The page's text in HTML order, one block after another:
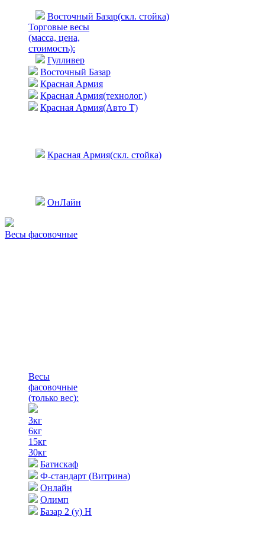
Восточный Базар(скл. стойка)
Торговые весы
(масса, цена,
стоимость):
Гулливер
Восточный Базар
Красная Армия
Красная Армия(технолог.)
Красная Армия(Авто Т)
Красная Армия(скл. стойка)
ОнЛайн
Весы фасовочные
Весы
фасовочные
(только вес):
3кг
6кг
15кг
30кг
Батискаф
Ф-стандарт (Витрина)
Онлайн
Олимп
Базар 2 (у) Н